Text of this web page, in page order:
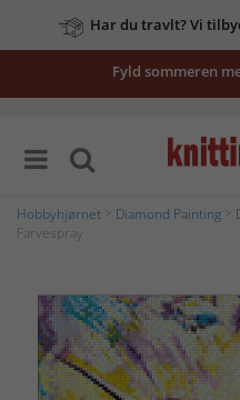
Har du travlt? Vi
Fyld sommeren
Hobbyhjørnet Diamond Painting
Farvespray